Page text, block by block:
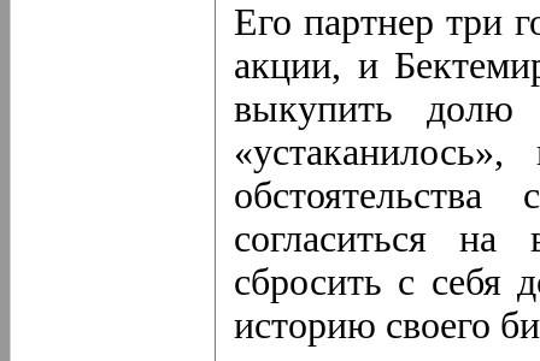
Его партнер три
акции, и
выкупить долю
согласиться
сбросить с себя
историю своего